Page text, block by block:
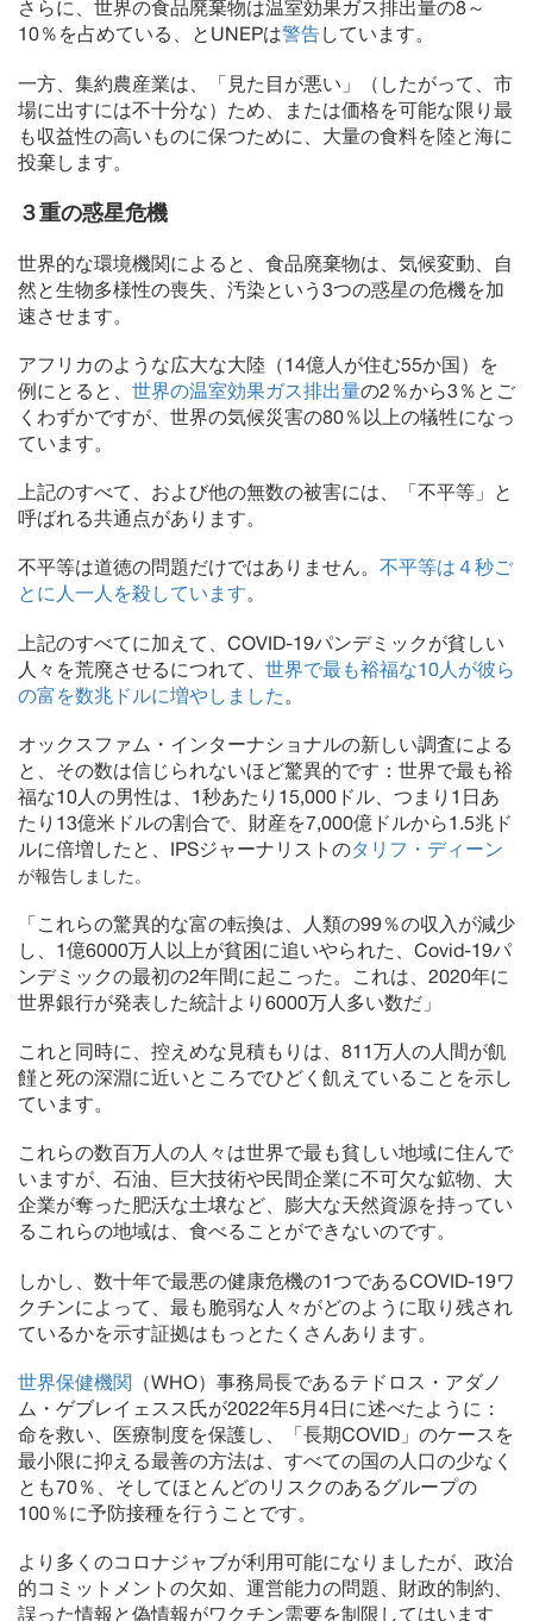
さらに、世界の食品廃棄物は温室効果ガス排出量の8～
10％を占めている、とUNEPは警告 しています。
一方、集約農産業は、「見た目が悪い」（したがって、市
場に出すには不十分な）ため、または価格を可能な限り最
も収益性の高いものに保つために、大量の食料を陸と海に
投棄します。
３重の惑星危機
世界的な環境機関によると、食品廃棄物は、気候変動、自
然と生物多様性の喪失、汚染という3つの惑星の危機を加
速させます。
アフリカのような広大な大陸（14億人が住む55か国）を
例にとると、 世界の温室効果ガス排出量の2％から3％とご
くわずかですが、世界の気候災害の80％以上の犠牲になっ
ています。
上記のすべて、および他の無数の被害には、「不平等」と
呼ばれる共通点があります。
不平等は道徳の問題だけではありません。 不平等は４秒ご
とに人一人を殺しています。
上記のすべてに加えて、COVID-19パンデミックが貧しい
人々を荒廃させるにつれて、 世界で最も裕福な10人が彼ら
の富を数兆ドルに増やしました 。
オックスファム・インターナショナルの新しい調査による
と、その数は信じられないほど驚異的です：世界で最も裕
福な10人の男性は、1秒あたり15,000ドル、つまり1日あ
たり13億米ドルの割合で、財産を7,000億ドルから1.5兆ド
ルに倍増したと、IPSジャーナリストのタリフ・ディーン
が報告しました。
「これらの驚異的な富の転換は、人類の99％の収入が減少
し、1億6000万人以上が貧困に追いやられた、Covid-19パ
ンデミックの最初の2年間に起こった。これは、2020年に
世界銀行が発表した統計より6000万人多い数だ」
これと同時に、控えめな見積もりは、811万人の人間が飢
饉と死の深淵に近いところでひどく飢えていることを示し
ています。
これらの数百万人の人々は世界で最も貧しい地域に住んで
いますが、石油、巨大技術や民間企業に不可欠な鉱物、大
企業が奪った肥沃な土壌など、膨大な天然資源を持ってい
るこれらの地域は、食べることができないのです。
しかし、数十年で最悪の健康危機の1つであるCOVID-19ワ
クチンによって、最も脆弱な人々がどのように取り残され
ているかを示す証拠はもっとたくさんあります。
世界保健機関
（WHO）事務局長であるテドロス・アダノ
ム・ゲブレイェスス氏が2022年5月4日に述べたように：
命を救い、医療制度を保護し、「長期COVID」のケースを
最小限に抑える最善の方法は、すべての国の人口の少なく
とも70％、そしてほとんどのリスクのあるグループの
100％に予防接種を行うことです。
より多くのコロナジャブが利用可能になりましたが、政治
的コミットメントの欠如、運営能力の問題、財政的制約、
誤った情報と偽情報がワクチン需要を制限してはいます